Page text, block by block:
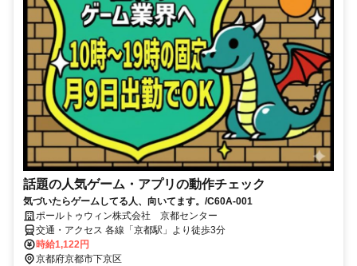
話題の人気ゲーム・アプリの動作チェック
気づいたらゲームしてる人、向いてます。/C60A-001
ポールトゥウィン株式会社 京都センター
交通・アクセス 各線「京都駅」より徒歩3分
時給1,122円
京都府京都市下京区